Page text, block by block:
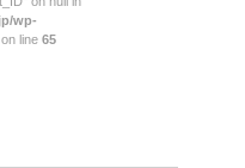
wp-
on line 65